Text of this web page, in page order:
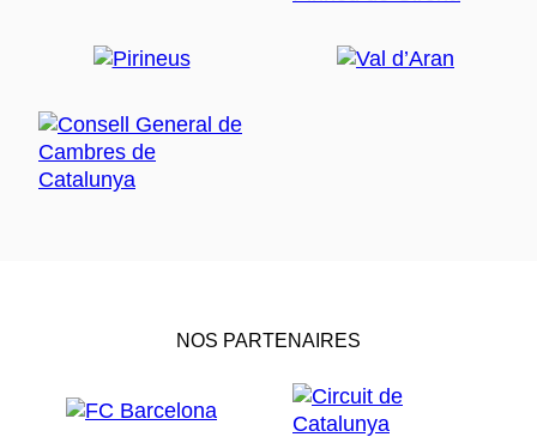
NOS PARTENAIRES